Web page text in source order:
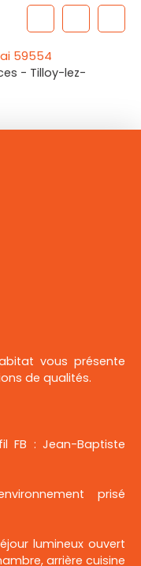
59554
- Tilloy-lez-
vous présente
de qualités.
FB : Jean-Baptiste
prisé
lumineux ouvert
arrière cuisine